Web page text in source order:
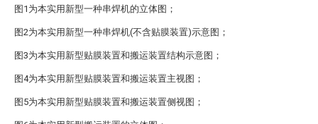
图1为本实用新型一种串焊机的立体图；
图2为本实用新型一种串焊机(不含贴膜装置)示意图；
图3为本实用新型贴膜装置和搬运装置结构示意图；
图4为本实用新型贴膜装置和搬运装置主视图；
图5为本实用新型贴膜装置和搬运装置侧视图；